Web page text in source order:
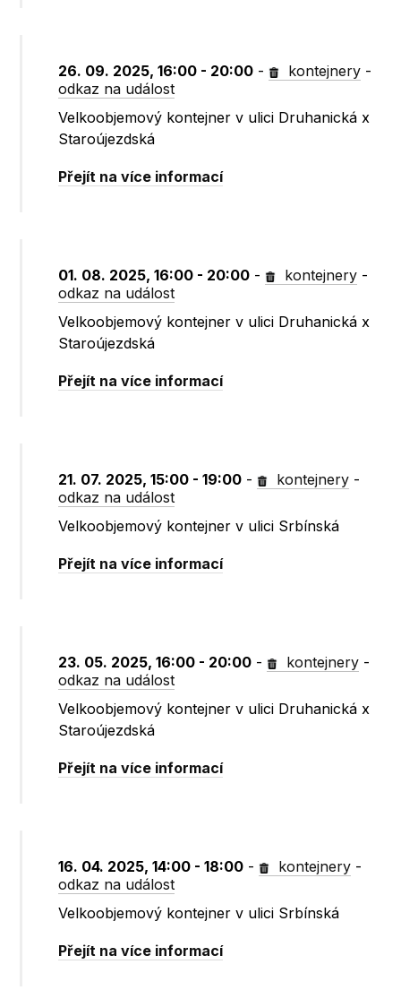
26. 09. 2025, 16:00 - 20:00 - kontejnery -
odkaz na událost
Velkoobjemový kontejner v ulici Druhanická x
Staroújezdská
Přejít na více informací
01. 08. 2025, 16:00 - 20:00 - kontejnery -
odkaz na událost
Velkoobjemový kontejner v ulici Druhanická x
Staroújezdská
Přejít na více informací
21. 07. 2025, 15:00 - 19:00 - kontejnery -
odkaz na událost
Velkoobjemový kontejner v ulici Srbínská
Přejít na více informací
23. 05. 2025, 16:00 - 20:00 - kontejnery -
odkaz na událost
Velkoobjemový kontejner v ulici Druhanická x
Staroújezdská
Přejít na více informací
16. 04. 2025, 14:00 - 18:00 - kontejnery -
odkaz na událost
Velkoobjemový kontejner v ulici Srbínská
Přejít na více informací